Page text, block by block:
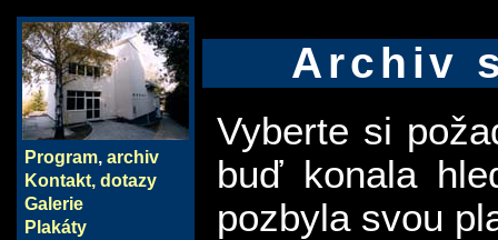
Program, archiv
Kontakt, dotazy
Galerie
Plakáty
Archiv
Vyberte si
buď konala
pozbyla svou